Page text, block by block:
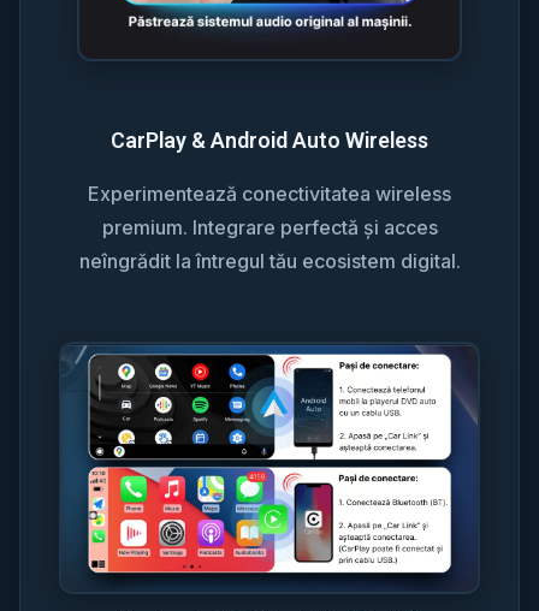
CarPlay & Android Auto Wireless
Experimentează conectivitatea wireless
premium. Integrare perfectă și acces
neîngrădit la întregul tău ecosistem digital.